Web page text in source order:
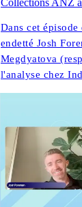
Collections ANZ
Dans cet
endetté Josh
Megdyatova
l'analyse chez